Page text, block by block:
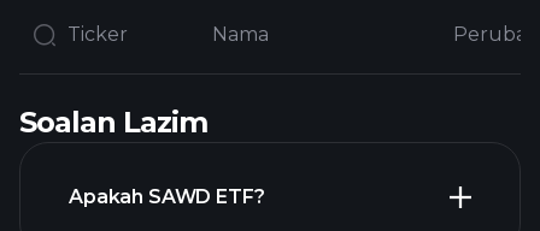
Ticker Nama
Soalan Lazim
Apakah SAWD ETF?